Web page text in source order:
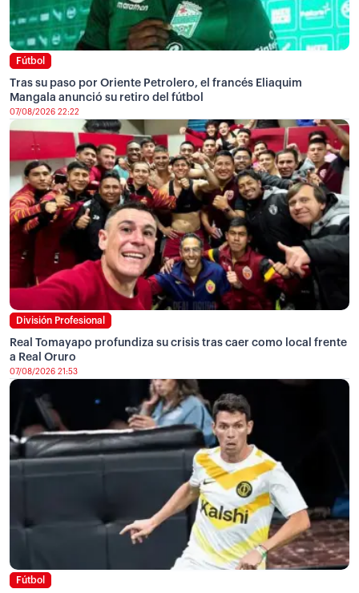
Fútbol
Tras su paso por Oriente Petrolero, el francés Eliaquim
Mangala anunció su retiro del fútbol
07/08/2026 22:22
División Profesional
Real Tomayapo profundiza su crisis tras caer como local frente
a Real Oruro
07/08/2026 21:53
Fútbol